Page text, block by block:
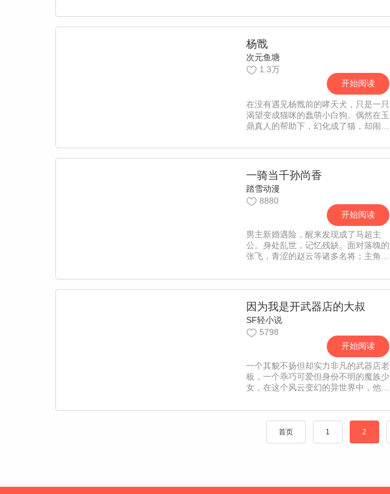
杨戬
次元鱼塘
1.3万
开始阅读
在没有遇见杨戬前的哮天犬，只是一只
渴望变成猫咪的蠢萌小白狗。偶然在玉
鼎真人的帮助下，幻化成了猫，却闹出
女神、知心的小伙伴……在他们的帮助
下，哮天犬最终找回了丢失的本我……
一骑当千孙尚香
踏雪动漫
8880
开始阅读
男主新婚遇险，醒来发现成了马超主
公。身处乱世，记忆残缺。面对落魄的
张飞，青涩的赵云等诸多名将；主角笑
们都来成为我的翅膀吧。”
因为我是开武器店的大叔
SF轻小说
5798
开始阅读
一个其貌不扬但却实力非凡的武器店老
板，一个乖巧可爱但身份不明的魔族少
女，在这个风云变幻的异世界中，他们
首页 1 2